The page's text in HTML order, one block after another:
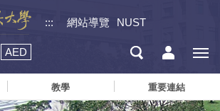
::: 網站導覽 NUST
AED
教學 重要連結